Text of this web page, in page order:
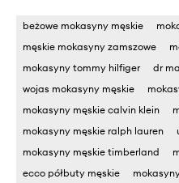
beżowe mokasyny męskie
męskie mokasyny zamszowe
mokasyny tommy hilfiger
dr
wojas mokasyny męskie
mokasyny męskie calvin klein
mokasyny męskie ralph lauren
mokasyny męskie timberland
ecco półbuty męskie